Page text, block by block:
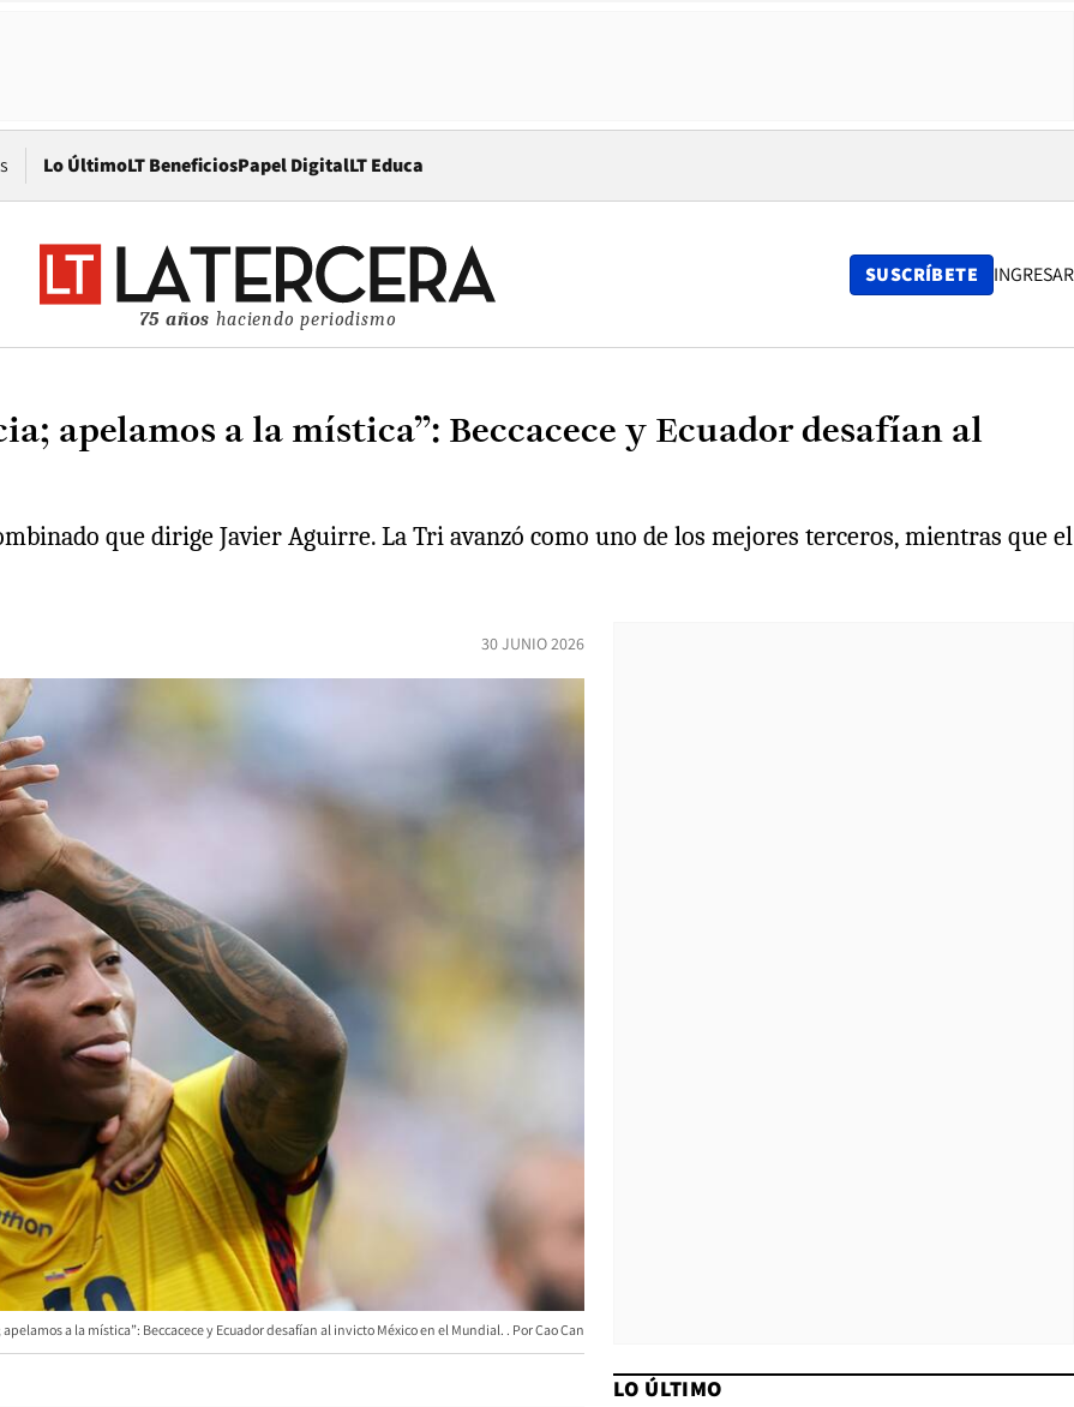
Lo ÚltimoLT BeneficiosPapel DigitalOpens in new window
LT Educa
75 años haciendo periodismo
SUSCRÍBETE INGRESAR
apelamos a la mística”: Beccacece y Ecuador desafían al
que dirige Javier Aguirre. La Tri avanzó como uno de los mejores terceros, mientras que el
30 JUNIO 2026
a la mística”: Beccacece y Ecuador desafían al invicto México en el Mundial. Cao Can
LO ÚLTIMO